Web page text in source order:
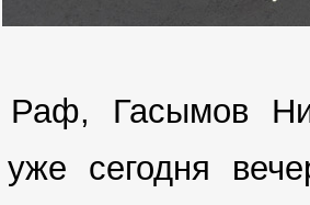
Раф, Гасымов
уже сегодня